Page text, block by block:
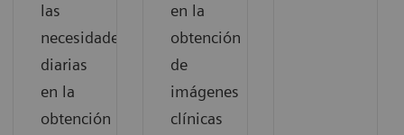
las
necesidades
diarias
en la
obtención
en la
obtención
de
imágenes
clínicas